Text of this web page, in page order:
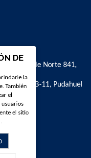
Valle Norte 841,
bodega B-11, Pudahuel
DE
la
También
el
el sitio